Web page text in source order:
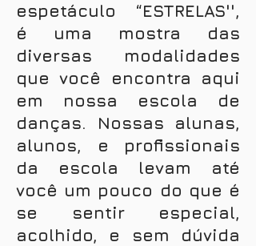
espetáculo “ESTRELAS'',
é uma mostra das
diversas modalidades
que você encontra aqui
em nossa escola de
danças. Nossas alunas,
alunos, e profissionais
da escola levam até
você um pouco do que é
se sentir especial,
acolhido, e sem dúvida